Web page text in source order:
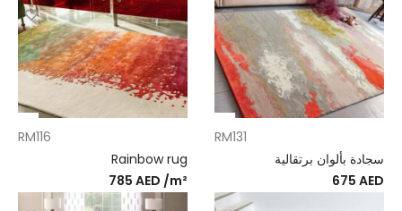
RM131
سجادة بألوان برتقالية
675 AED
RM116
Rainbow rug
785 AED /m²